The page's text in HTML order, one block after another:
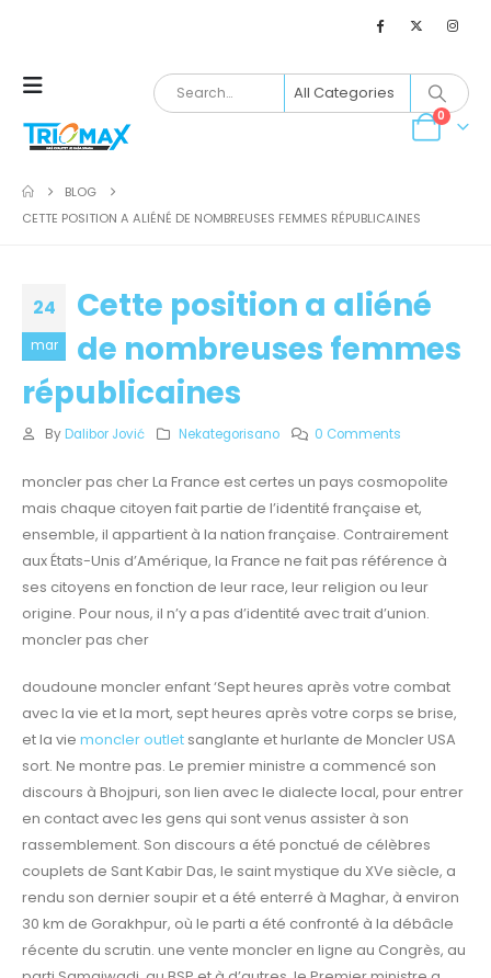
0
BLOG
CETTE POSITION A ALIÉNÉ DE NOMBREUSES FEMMES RÉPUBLICAINES
24
mar
Cette position a aliéné
de nombreuses femmes
républicaines
By Dalibor Jović Nekategorisano 0 Comments
moncler pas cher La France est certes un pays cosmopolite
mais chaque citoyen fait partie de l’identité française et,
ensemble, il appartient à la nation française. Contrairement
aux États-Unis d’Amérique, la France ne fait pas référence à
ses citoyens en fonction de leur race, leur religion ou leur
origine. Pour nous, il n’y a pas d’identité avec trait d’union.
moncler pas cher
doudoune moncler enfant ‘Sept heures après votre combat
avec la vie et la mort, sept heures après votre corps se brise,
et la vie moncler outlet sanglante et hurlante de Moncler USA
sort. Ne montre pas. Le premier ministre a commencé son
discours à Bhojpuri, son lien avec le dialecte local, pour entrer
en contact avec les gens qui sont venus assister à son
rassemblement. Son discours a été ponctué de célèbres
couplets de Sant Kabir Das, le saint mystique du XVe siècle, a
rendu son dernier soupir et a été enterré à Maghar, à environ
30 km de Gorakhpur, où le parti a été confronté à la débâcle
récente du scrutin. une vente moncler en ligne au Congrès, au